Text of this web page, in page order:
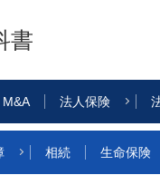
書
M&A 法人保険
相続 生命保険